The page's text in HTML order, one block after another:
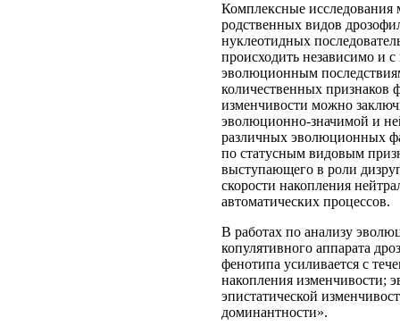
Комплексные исследования
родственных видов
нуклеотидных
происходить независимо и
эволюционным
количественных признаков
изменчивости можно
эволюционно-значимой и
различных эволюционных
по статусным видовым
выступающего в роли
скорости накопления
автоматических процессов.
В работах по анализу
копулятивного аппарата
фенотипа усиливается с
накопления изменчивости;
эпистатической
доминантности».